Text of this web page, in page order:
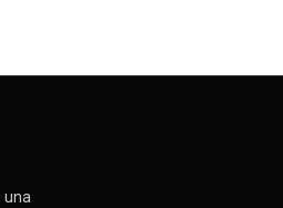
una